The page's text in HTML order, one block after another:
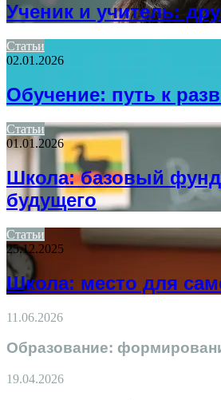
Ученик и учитель:
Статьи
02.01.2026
Обучение: путь к
Статьи
01.01.2026
Школа: базовый
будущего
Статьи
25.12.2025
Школа: место для
11.06.2026
Образование:
19.04.2026